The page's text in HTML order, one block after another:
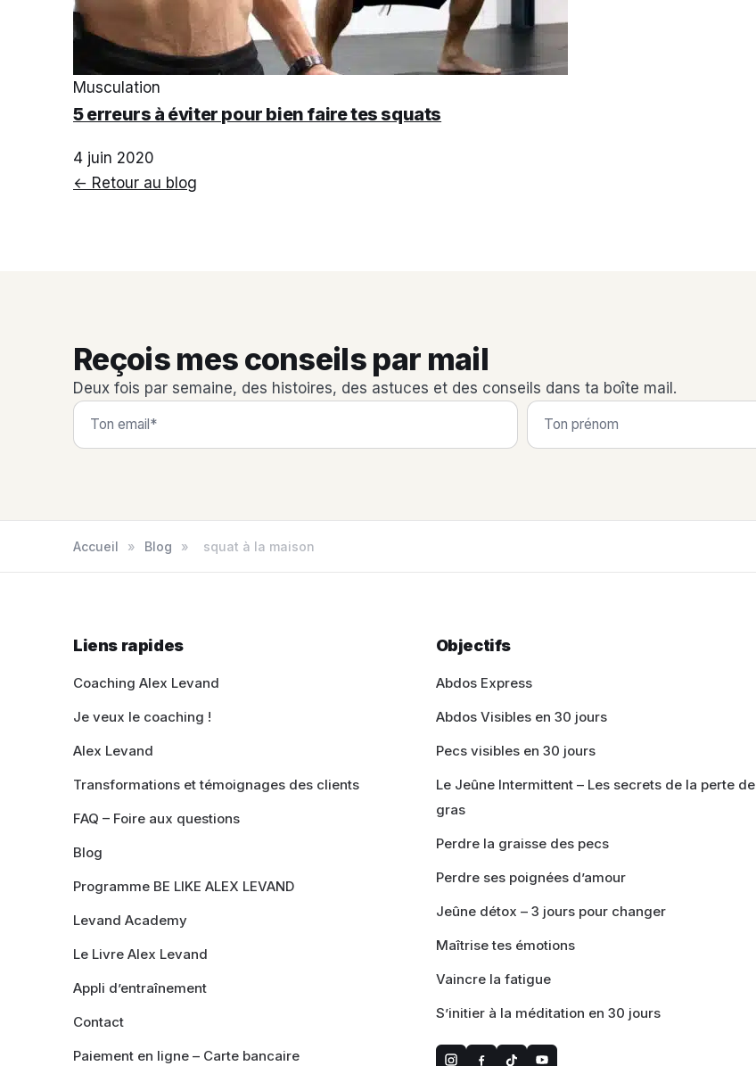
Musculation
5 erreurs à éviter pour bien faire tes squats
4 juin 2020
← Retour au blog
Reçois mes conseils par mail
Deux fois par semaine, des histoires, des astuces et des conseils dans ta boîte mail.
Accueil » Blog » squat à la maison
Liens rapides
Coaching Alex Levand
Je veux le coaching !
Alex Levand
Transformations et témoignages des clients
FAQ – Foire aux questions
Blog
Programme BE LIKE ALEX LEVAND
Levand Academy
Le Livre Alex Levand
Appli d’entraînement
Contact
Paiement en ligne – Carte bancaire
Objectifs
Abdos Express
Abdos Visibles en 30 jours
Pecs visibles en 30 jours
Le Jeûne Intermittent – Les secrets de la perte de
gras
Perdre la graisse des pecs
Perdre ses poignées d’amour
Jeûne détox – 3 jours pour changer
Maîtrise tes émotions
Vaincre la fatigue
S’initier à la méditation en 30 jours